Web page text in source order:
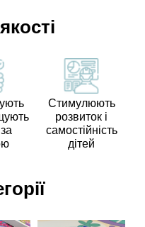
Стимулюють
розвиток і
самостійність
дітей